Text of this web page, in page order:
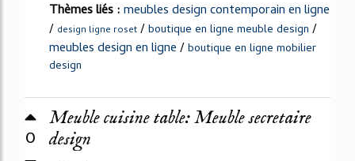
Thèmes liés :meubles design contemporain en ligne
/ design ligne roset /boutique en ligne meuble design /
meubles design en ligne/boutique en ligne mobilier
design
0
Meuble cuisine table: Meuble secretaire
design